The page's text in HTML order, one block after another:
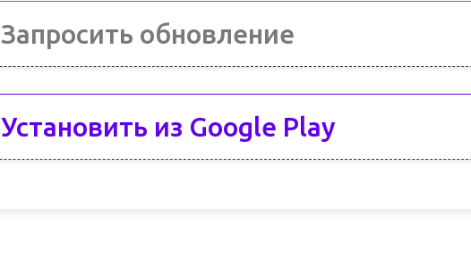
Запросить обновление
Установить из Google Play